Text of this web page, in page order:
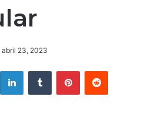
abril 23, 2023
LinkedinTumblr PinterestReddit